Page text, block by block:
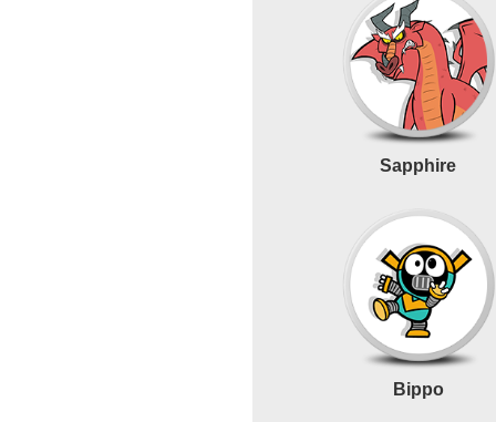
Sapphire
Bippo